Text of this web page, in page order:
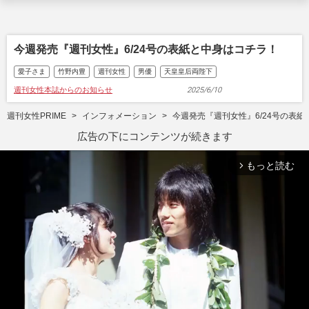
今週発売『週刊女性』6/24号の表紙と中身はコチラ！
愛子さま 竹野内豊 週刊女性 男優 天皇皇后両陛下
週刊女性本誌からのお知らせ 2025/6/10
週刊女性PRIME インフォメーション 今週発売『週刊女性』6/24号の表紙
広告の下にコンテンツが続きます
arrow_forward_ios もっと読む